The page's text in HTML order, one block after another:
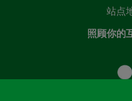
站点
照顾你的